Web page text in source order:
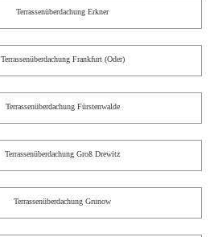
Terrassenüberdachung Erkner
Terrassenüberdachung Frankfurt (Oder)
Terrassenüberdachung Fürstenwalde
Terrassenüberdachung Groß Drewitz
Terrassenüberdachung Grunow